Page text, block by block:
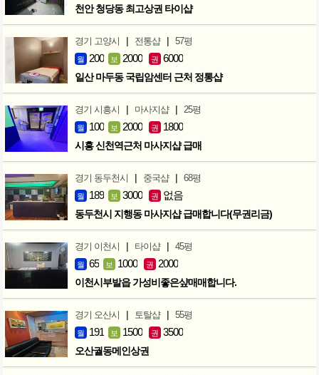
천안 청당동 최고상권 타이샵
경기 고양시 | 전통샵 | 57평
월 200 보 2000 권 6000
일산 마두동 국립암센터 근처 정통샵
경기 시흥시 | 마사지샵 | 25평
월 100 보 2000 권 1800
시흥 신천역근처 마사지샵 급매
경기 동두천시 | 중국샵 | 68평
월 189 보 3000 권 없음
동두천시 지행동 마사지샵 급매합니다(무권리금)
경기 이천시 | 타이샵 | 45평
월 65 보 1000 권 2000
이천시부발읍 가성비좋은샾매매합니다.
경기 오산시 | 토탈샵 | 55평
월 191 보 1500 권 3500
오산궐동메인상권